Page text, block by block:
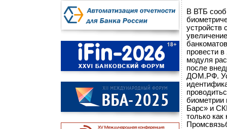
В ВТБ
устройств
провести в
модуля
после
ДОМ.РФ.
биометрии
Барс» и
только